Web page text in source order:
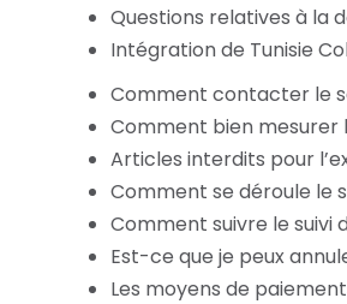
Questions relatives à la
Intégration de Tunisie
Comment contacter le
Comment bien mesurer
Articles interdits pour
Comment se déroule le
Comment suivre le suivi
Est-ce que je peux
Les moyens de